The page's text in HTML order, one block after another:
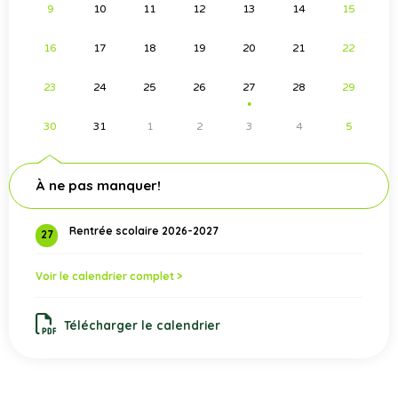
9 10 11 12 13 14 15
16 17 18 19 20 21 22
23 24 25 26 27
●
28 29
30 31 1 2 3 4 5
À ne pas manquer!
27 Rentrée scolaire 2026-2027
Voir le calendrier complet >
Télécharger le calendrier